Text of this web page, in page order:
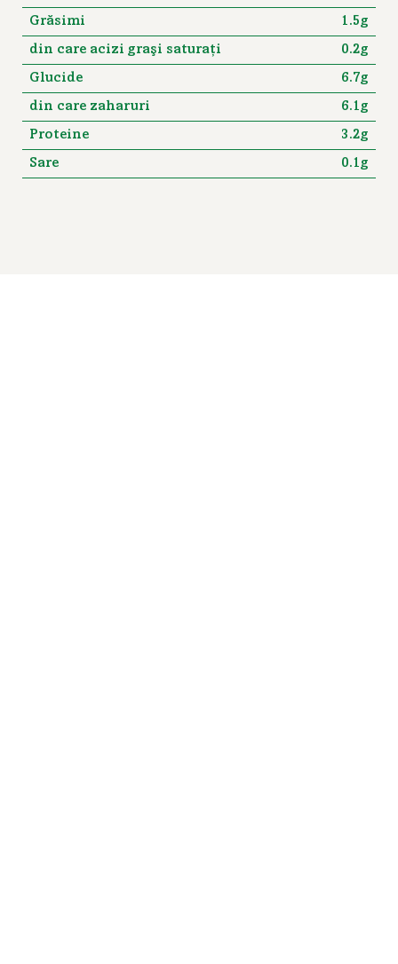
Grăsimi
1.5g
din care acizi graşi saturaţi
0.2g
Glucide
6.7g
din care zaharuri
6.1g
Proteine
3.2g
Sare
0.1g